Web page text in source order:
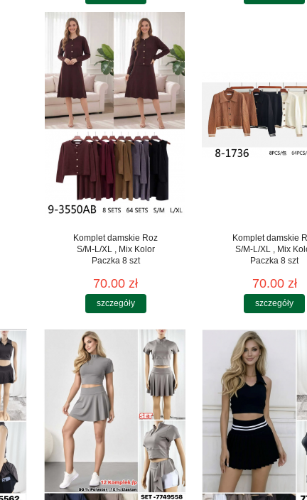
Komplet damskie Roz
S/M-L/XL , Mix Kolor
Paczka 8 szt
70.00 zł
szczegóły
Komplet damskie
S/M-L/XL , Mix
Paczka 8 szt
70.00 zł
szczegóły